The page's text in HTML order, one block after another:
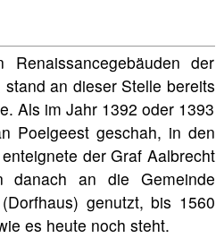
der
an dieser Stelle bereits
Als im Jahr 1392 oder 1393
Poelgeest geschah, in den
der Graf Aalbrecht
danach an die Gemeinde
genutzt, bis 1560
es heute noch steht.